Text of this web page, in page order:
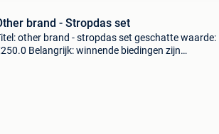
brand - Stropdas set
other brand - stropdas set geschatte waarde:
Belangrijk: winnende biedingen zijn